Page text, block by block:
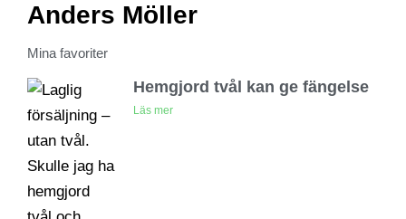
Anders Möller
Mina favoriter
Hemgjord tvål kan ge fängelse
Läs mer